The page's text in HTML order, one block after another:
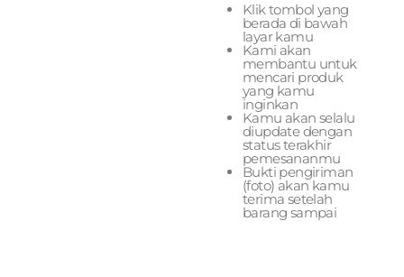
Klik tombol yang
berada di bawah
layar kamu
Kami akan
membantu untuk
mencari produk
yang kamu
inginkan
Kamu akan selalu
diupdate dengan
status terakhir
pemesananmu
Bukti pengiriman
(foto) akan kamu
terima setelah
barang sampai